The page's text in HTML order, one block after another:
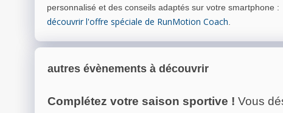
personnalisé et des conseils adaptés sur votre smartphone :
découvrir l'offre spéciale de RunMotion Coach.
autres évènements à découvrir
Complétez votre saison sportive ! Vous